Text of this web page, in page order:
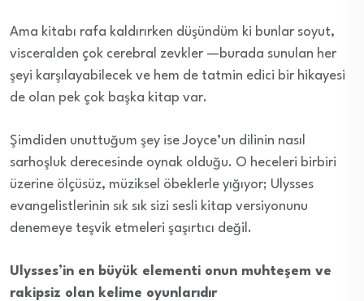
Ama kitabı rafa kaldırırken düşündüm ki bunlar soyut,
visceralden çok cerebral zevkler —burada sunulan her
şeyi karşılayabilecek ve hem de tatmin edici bir hikayesi
de olan pek çok başka kitap var.
Şimdiden unuttuğum şey ise Joyce’un dilinin nasıl
sarhoşluk derecesinde oynak olduğu. O heceleri birbiri
üzerine ölçüsüz, müziksel öbeklerle yığıyor; Ulysses
evangelistlerinin sık sık sizi sesli kitap versiyonunu
denemeye teşvik etmeleri şaşırtıcı değil.
Ulysses’in en büyük elementi onun muhteşem ve
rakipsiz olan kelime oyunlarıdır